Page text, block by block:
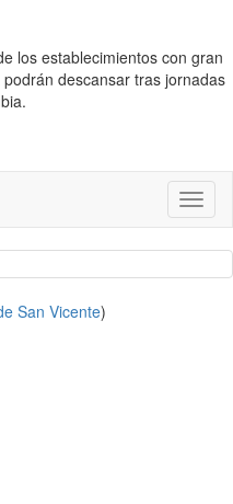
los establecimientos con gran
descansar tras jornadas
San Vicente)